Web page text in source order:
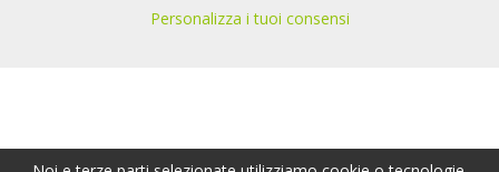
Personalizza i tuoi consensi